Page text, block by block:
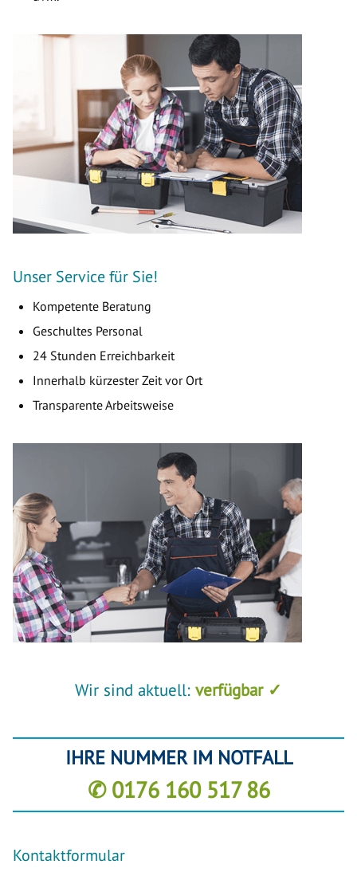
Unser Service für Sie!
Kompetente Beratung
Geschultes Personal
24 Stunden Erreichbarkeit
Innerhalb kürzester Zeit vor Ort
Transparente Arbeitsweise
Wir sind aktuell: verfügbar ✓
IHRE NUMMER IM NOTFALL
✆ 0176 160 517 86
Kontaktformular